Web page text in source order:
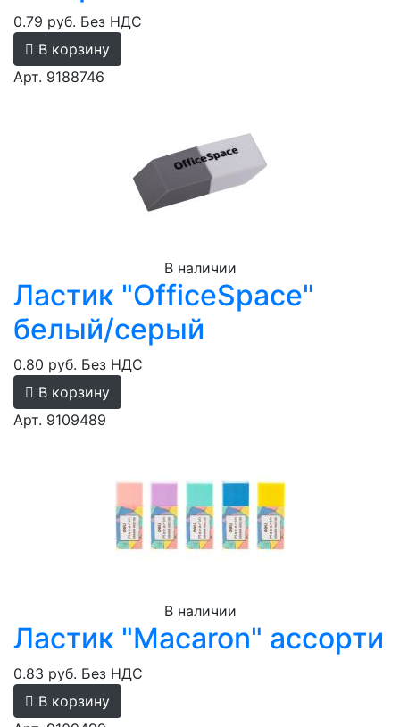
0.79 руб. Без НДС
В корзину
Арт. 9188746
В наличии
Ластик "OfficeSpace"
белый/серый
0.80 руб. Без НДС
В корзину
Арт. 9109489
В наличии
Ластик "Macaron" ассорти
0.83 руб. Без НДС
В корзину